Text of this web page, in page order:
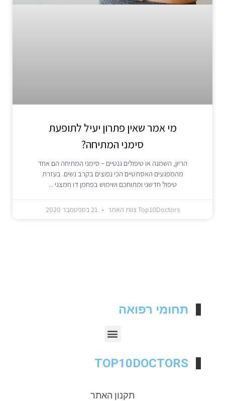
מי אמר שאין פתרון יעיל לתופעת
סימני המתיחה?
הריון, השמנה או טיפולים גנטיים – סימני המתיחה הם אחד
מהמפגעים האסתטיים הכי נפוצים בקרב נשים. בעזרת
טיפול חדשני ומתוחכם ושימוש בפחמן דו חמצני
Top10Doctors צוות האתר 21 בספטמבר 2020
תחומי רפואה
TOP10DOCTORS
תקנון האתר